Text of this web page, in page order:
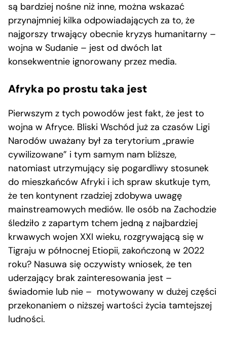
są bardziej nośne niż inne, można wskazać
przynajmniej kilka odpowiadających za to, że
najgorszy trwający obecnie kryzys humanitarny –
wojna w Sudanie – jest od dwóch lat
konsekwentnie ignorowany przez media.
Afryka po prostu taka jest
Pierwszym z tych powodów jest fakt, że jest to
wojna w Afryce. Bliski Wschód już za czasów Ligi
Narodów uważany był za terytorium „prawie
cywilizowane” i tym samym nam bliższe,
natomiast utrzymujący się pogardliwy stosunek
do mieszkańców Afryki i ich spraw skutkuje tym,
że ten kontynent rzadziej zdobywa uwagę
mainstreamowych mediów. Ile osób na Zachodzie
śledziło z zapartym tchem jedną z najbardziej
krwawych wojen XXI wieku, rozgrywającą się w
Tigraju w północnej Etiopii, zakończoną w 2022
roku? Nasuwa się oczywisty wniosek, że ten
uderzający brak zainteresowania jest –
świadomie lub nie – motywowany w dużej części
przekonaniem o niższej wartości życia tamtejszej
ludności.